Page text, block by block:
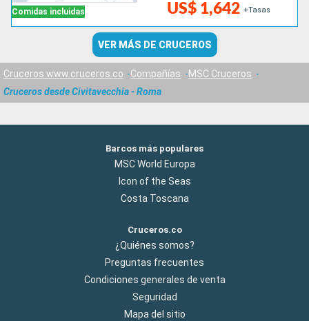
Comidas incluidas US$ 1,642 +Tasas
VER MÁS DE CRUCEROS
Cruceros www.cruceros.co Compañías
MSC Cruceros
Cruceros desde Civitavecchia - Roma
Barcos más populares
MSC World Europa
Icon of the Seas
Costa Toscana
Cruceros.co
¿Quiénes somos?
Preguntas frecuentes
Condiciones generales de venta
Seguridad
Mapa del sitio